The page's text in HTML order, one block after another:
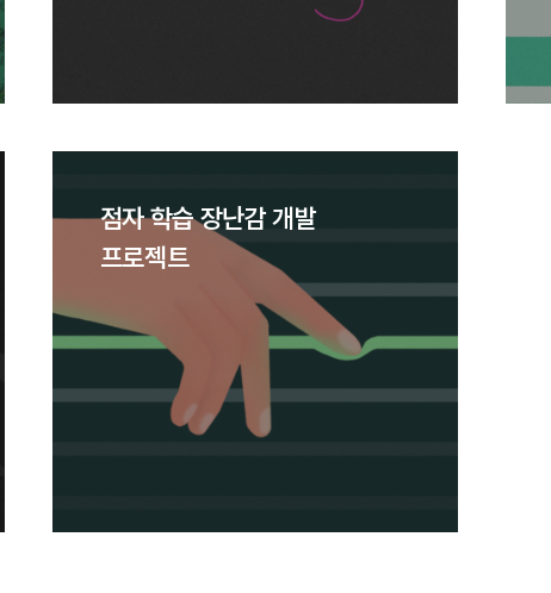
점자 학습 장난감 개발
프로젝트